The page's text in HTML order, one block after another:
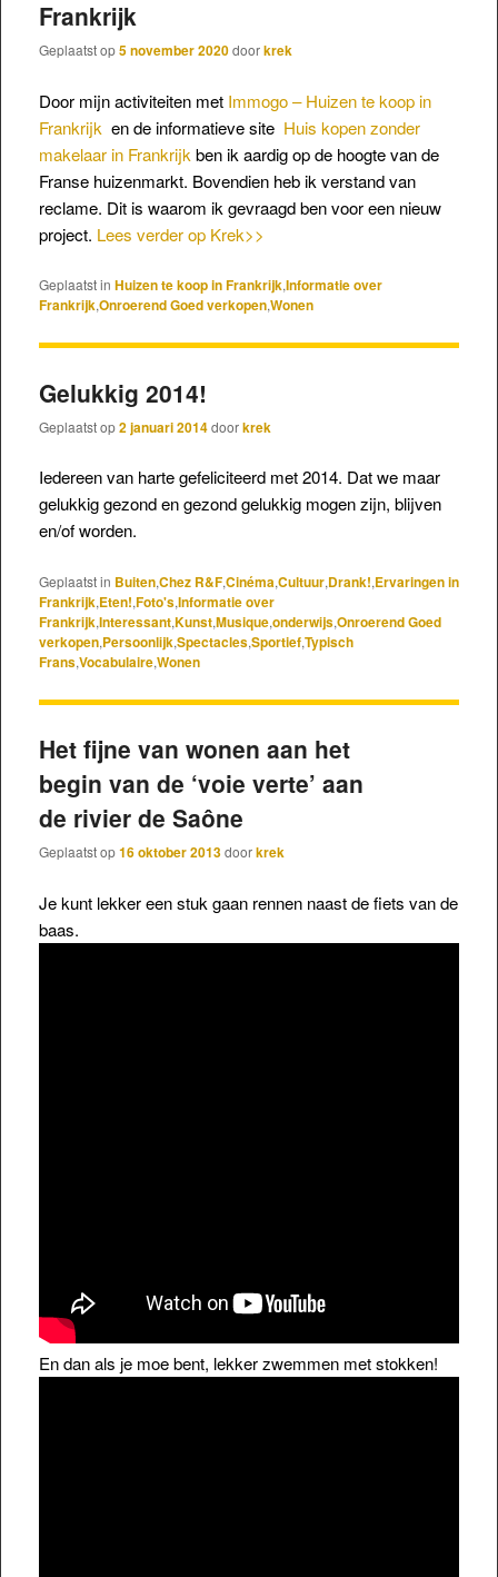
Frankrijk
Geplaatst op5 november 2020doorkrek
Door mijn activiteiten met Immogo – Huizen te koop in
Frankrijk en de informatieve site Huis kopen zonder
makelaar in Frankrijk ben ik aardig op de hoogte van de
Franse huizenmarkt. Bovendien heb ik verstand van
reclame. Dit is waarom ik gevraagd ben voor een nieuw
project. Lees verder op Krek>>
Geplaatst in Huizen te koop in Frankrijk,Informatie over
Frankrijk,Onroerend Goed verkopen,Wonen
Gelukkig 2014!
Geplaatst op2 januari 2014doorkrek
Iedereen van harte gefeliciteerd met 2014. Dat we maar
gelukkig gezond en gezond gelukkig mogen zijn, blijven
en/of worden.
Geplaatst in Buiten,Chez R&F,Cinéma,Cultuur,Drank!,Ervaringen in
Frankrijk,Eten!,Foto's,Informatie over
Frankrijk,Interessant,Kunst,Musique,onderwijs,Onroerend Goed
verkopen,Persoonlijk,Spectacles,Sportief,Typisch
Frans,Vocabulaire,Wonen
Het fijne van wonen aan het
begin van de ‘voie verte’ aan
de rivier de Saône
Geplaatst op16 oktober 2013doorkrek
Je kunt lekker een stuk gaan rennen naast de fiets van de
baas.
En dan als je moe bent, lekker zwemmen met stokken!